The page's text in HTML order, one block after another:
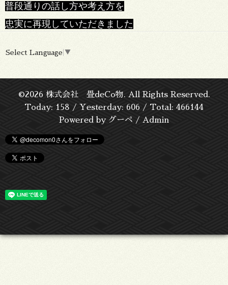
普段通りの話し方や考え方を
忠実に再現していただきました
Select Language ▼
©2026 株式会社 畳deCo物. All Rights Reserved.
Today: 158 / Yesterday: 606 / Total: 466144
Powered by グーペ / Admin